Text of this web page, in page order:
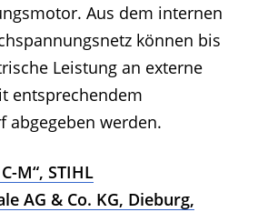
Aus dem internen
können bis
Leistung an externe
entsprechendem
abgegeben werden.
M“, STIHL
AG & Co. KG, Dieburg,